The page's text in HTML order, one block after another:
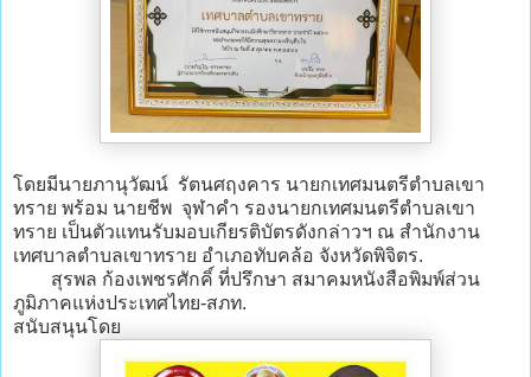
โดยมีนายภานุวัฒน์ รัตนศฤงคาร นายกเทศมนตรีตำบลเขา
ทราย พร้อม นายชีพ จุฬาคำ รองนายกเทศมนตรีตำบลเขา
ทราย เป็นตัวแทนรับมอบเกียรติบัตรดังกล่าวฯ ณ สำนักงาน
เทศบาลตำบลเขาทราย อำเภอทับคล้อ จังหวัดพิจิตร.
สุรพล ก้องเพชรศักคิ์ ที่ปรึกษา สมาคมหนังสือพิมพ์ส่วน
ภูมิภาคแห่งประเทศไทย-สภท.
สนับสนุนโดย